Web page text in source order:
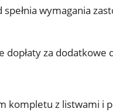
spełnia wymagania
dopłaty za
kompletu z listwami i